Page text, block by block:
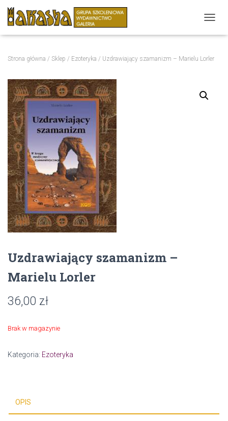
R
Strona główna / Sklep / Ezoteryka / Uzdrawiający szamanizm – Marielu Lorler
Uzdrawiający szamanizm –
Marielu Lorler
36,00 zł
Brak w magazynie
Kategoria: Ezoteryka
OPIS